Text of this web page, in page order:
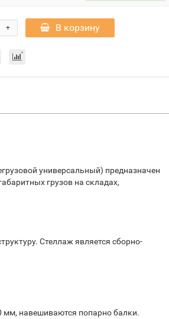
+ В корзину
универсальный) предназначен
грузов на складах,
Стеллаж является сборно-
навешиваются попарно балки.